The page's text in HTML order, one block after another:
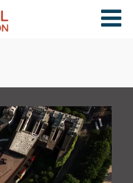
×
PAYS
CARTE